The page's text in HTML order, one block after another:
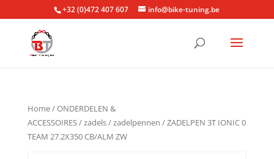
+32 (0)472 407 607 info@bike-tuning.be
Home/ONDERDELEN &
ACCESSOIRES/zadels/zadelpennen / ZADELPEN 3T IONIC 0
TEAM 27.2X350 CB/ALM ZW